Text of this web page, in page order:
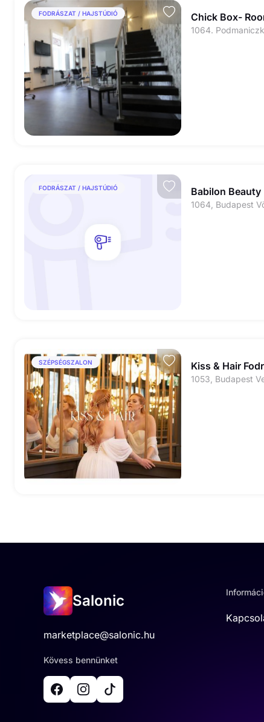
FODRÁSZAT / HAJSTÚDIÓ Chick Box-
1064.
FODRÁSZAT / HAJSTÚDIÓ Babilon Beauty
1064, Budapest
SZÉPSÉGSZALON Kiss & Hair
Salonic
marketplace@salonic.hu
Kövess bennünket